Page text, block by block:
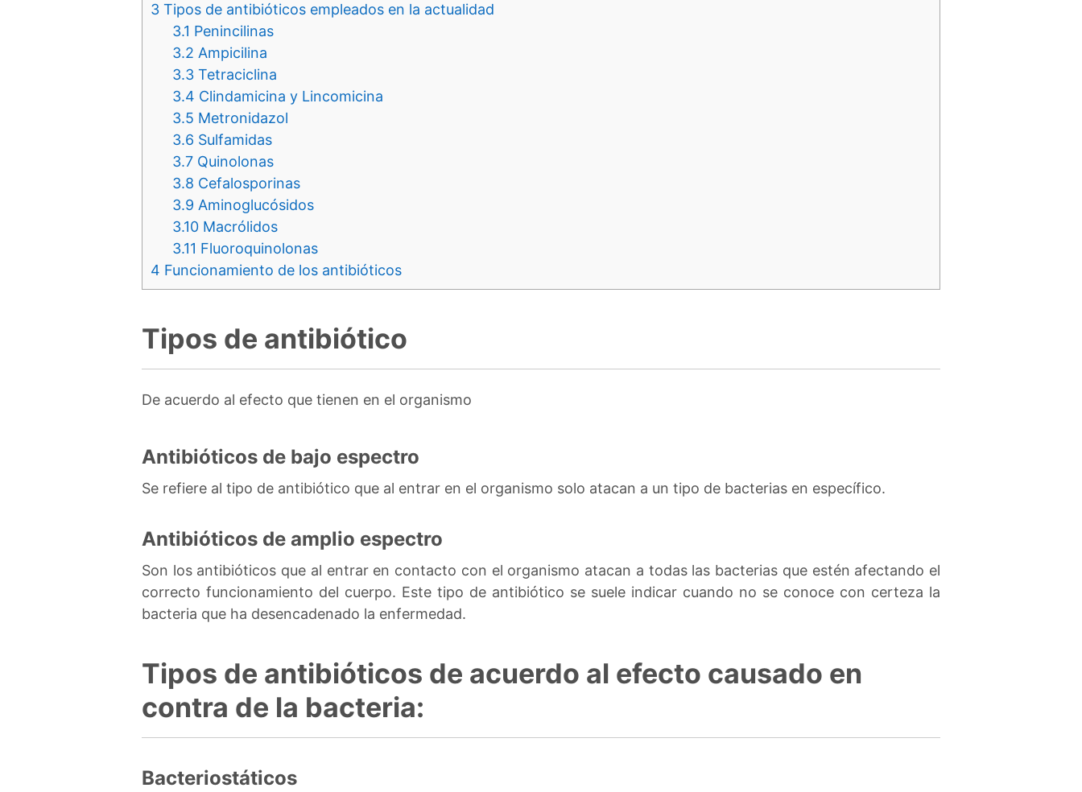
3 Tipos de antibióticos empleados en la actualidad
3.1 Penincilinas
3.2 Ampicilina
3.3 Tetraciclina
3.4 Clindamicina y Lincomicina
3.5 Metronidazol
3.6 Sulfamidas
3.7 Quinolonas
3.8 Cefalosporinas
3.9 Aminoglucósidos
3.10 Macrólidos
3.11 Fluoroquinolonas
4 Funcionamiento de los antibióticos
Tipos de antibiótico
De acuerdo al efecto que tienen en el organismo
Antibióticos de bajo espectro
Se refiere al tipo de antibiótico que al entrar en el organismo solo atacan a un tipo de bacterias en específico.
Antibióticos de amplio espectro
Son los antibióticos que al entrar en contacto con el organismo atacan a todas las bacterias que estén afectando el
correcto funcionamiento del cuerpo. Este tipo de antibiótico se suele indicar cuando no se conoce con certeza la
bacteria que ha desencadenado la enfermedad.
Tipos de antibióticos de acuerdo al efecto causado en
contra de la bacteria:
Bacteriostáticos